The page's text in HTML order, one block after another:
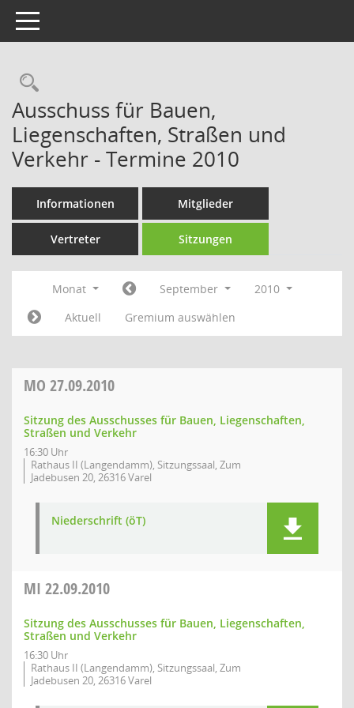
Toggle navigation
Rechercheauswahl
Ausschuss für Bauen,
Liegenschaften, Straßen und
Verkehr - Termine 2010
Informationen Mitglieder
Vertreter Sitzungen
Monat September
2010
Aktuell
Gremium auswählen
MO 27.09.2010
Sitzung des Ausschusses für Bauen, Liegenschaften,
Straßen und Verkehr
16:30 Uhr
Rathaus II (Langendamm), Sitzungssaal, Zum
Jadebusen 20, 26316 Varel
Niederschrift (öT)
MI 22.09.2010
Sitzung des Ausschusses für Bauen, Liegenschaften,
Straßen und Verkehr
16:30 Uhr
Rathaus II (Langendamm), Sitzungssaal, Zum
Jadebusen 20, 26316 Varel